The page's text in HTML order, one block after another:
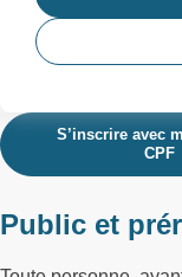
S’inscrire avec
CPF
Public et